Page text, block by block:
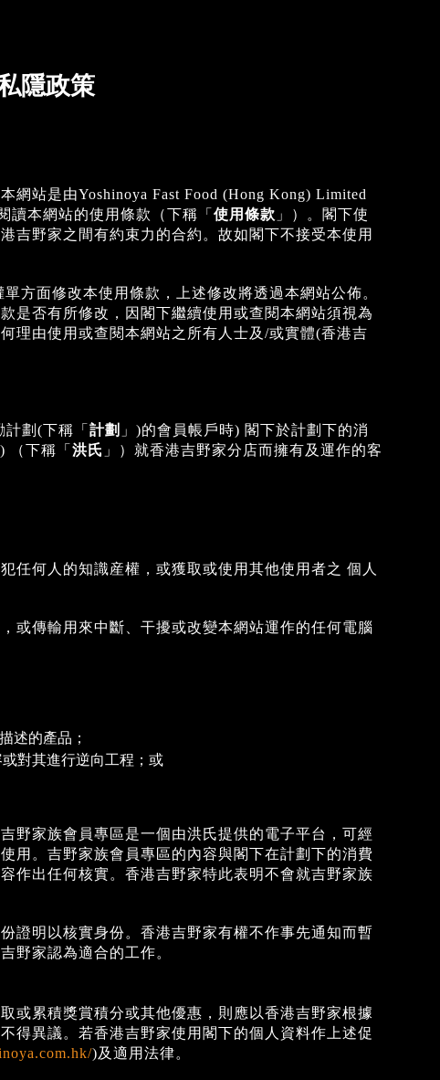
隱政策
網站是由Yoshinoya Fast Food (Hong Kong) Limited
讀本網站的使用條款（下稱「 使用條款 」）。閣下使
吉野家之間有約束力的合約。故如閣下不接受本使用
方面修改本使用條款，上述修改將透過本網站公佈。
是否有所修改，因閣下繼續使用或查閱本網站須視為
理由使用或查閱本網站之所有人士及/或實體(香港吉
劃(下稱「 計劃 」)的會員帳戶時) 閣下於計劃下的消
（下稱「 洪氏 」）就香港吉野家分店而擁有及運作的客
任何人的知識産權，或獲取或使用其他使用者之 個人
或傳輸用來中斷、干擾或改變本網站運作的任何電腦
述的產品；
對其進行逆向工程；或
野家族會員專區是一個由洪氏提供的電子平台，可經
用。吉野家族會員專區的內容與閣下在計劃下的消費
作出任何核實。香港吉野家特此表明不會就吉野家族
證明以核實身份。香港吉野家有權不作事先通知而暫
野家認為適合的工作。
或累積獎賞積分或其他優惠，則應以香港吉野家根據
得異議。若香港吉野家使用閣下的個人資料作上述促
)及適用法律。